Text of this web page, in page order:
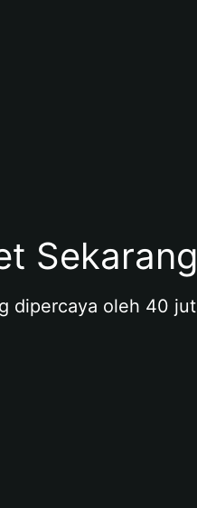
Sekarang
dipercaya oleh 40